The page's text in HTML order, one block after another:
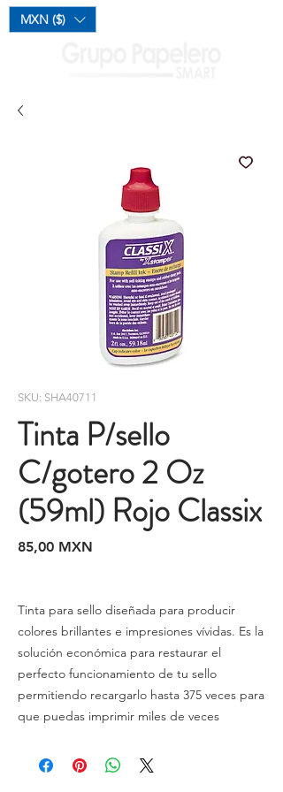
MXN ($)
SKU: SHA40711
Tinta P/sello
C/gotero 2 Oz
(59ml) Rojo Classix
85,00 MXN
Tinta para sello diseñada para producir
colores brillantes e impresiones vívidas. Es la
solución económica para restaurar el
perfecto funcionamiento de tu sello
permitiendo recargarlo hasta 375 veces para
que puedas imprimir miles de veces